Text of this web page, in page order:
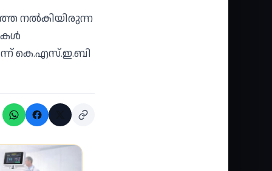
നല്‍കിയിരുന്ന
കെ.എസ്.ഇ.ബി